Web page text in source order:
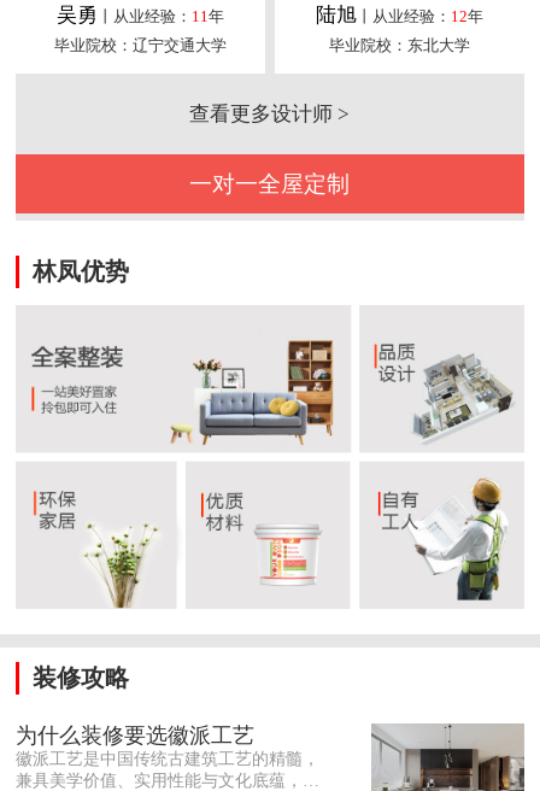
吴勇 丨从业经验： 11年
毕业院校：辽宁交通大学
陆旭丨从业经验： 12年
毕业院校：东北大学
查看更多设计师 >
一对一全屋定制
林凤优势
装修攻略
为什么装修要选徽派工艺
徽派工艺是中国传统古建筑工艺的精髓，
兼具美学价值、实用性能与文化底蕴，优